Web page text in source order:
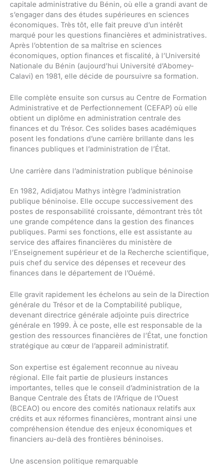
capitale administrative du Bénin, où elle a grandi avant de
s’engager dans des études supérieures en sciences
économiques. Très tôt, elle fait preuve d’un intérêt
marqué pour les questions financières et administratives.
Après l’obtention de sa maîtrise en sciences
économiques, option finances et fiscalité, à l’Université
Nationale du Bénin (aujourd’hui Université d’Abomey-
Calavi) en 1981, elle décide de poursuivre sa formation.
Elle complète ensuite son cursus au Centre de Formation
Administrative et de Perfectionnement (CEFAP) où elle
obtient un diplôme en administration centrale des
finances et du Trésor. Ces solides bases académiques
posent les fondations d’une carrière brillante dans les
finances publiques et l’administration de l’État.
Une carrière dans l’administration publique béninoise
En 1982, Adidjatou Mathys intègre l’administration
publique béninoise. Elle occupe successivement des
postes de responsabilité croissante, démontrant très tôt
une grande compétence dans la gestion des finances
publiques. Parmi ses fonctions, elle est assistante au
service des affaires financières du ministère de
l’Enseignement supérieur et de la Recherche scientifique,
puis chef du service des dépenses et receveur des
finances dans le département de l’Ouémé.
Elle gravit rapidement les échelons au sein de la Direction
générale du Trésor et de la Comptabilité publique,
devenant directrice générale adjointe puis directrice
générale en 1999. À ce poste, elle est responsable de la
gestion des ressources financières de l’État, une fonction
stratégique au cœur de l’appareil administratif.
Son expertise est également reconnue au niveau
régional. Elle fait partie de plusieurs instances
importantes, telles que le conseil d’administration de la
Banque Centrale des États de l’Afrique de l’Ouest
(BCEAO) ou encore des comités nationaux relatifs aux
crédits et aux réformes financières, montrant ainsi une
compréhension étendue des enjeux économiques et
financiers au-delà des frontières béninoises.
Une ascension politique remarquable